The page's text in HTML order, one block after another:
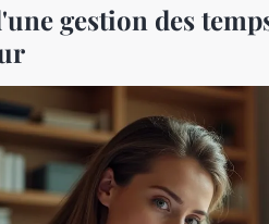
gestion des